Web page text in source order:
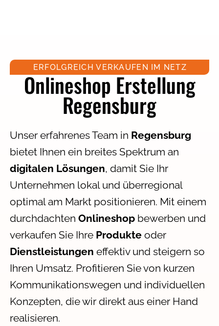
ERFOLGREICH VERKAUFEN IM NETZ
Onlineshop Erstellung
Regensburg
Unser erfahrenes Team in Regensburg
bietet Ihnen ein breites Spektrum an
digitalen Lösungen, damit Sie Ihr
Unternehmen lokal und überregional
optimal am Markt positionieren. Mit einem
durchdachten Onlineshop bewerben und
verkaufen Sie Ihre Produkte oder
Dienstleistungen effektiv und steigern so
Ihren Umsatz. Profitieren Sie von kurzen
Kommunikationswegen und individuellen
Konzepten, die wir direkt aus einer Hand
realisieren.